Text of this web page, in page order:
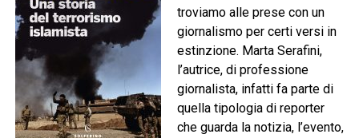
troviamo alle prese con un
giornalismo per certi versi in
estinzione. Marta Serafini,
l’autrice, di professione
giornalista, infatti fa parte di
quella tipologia di reporter
che guarda la notizia, l’evento,